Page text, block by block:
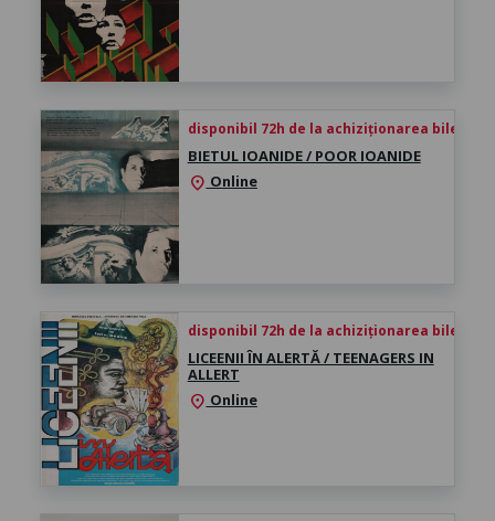
disponibil 72h de la achiziționarea biletului
BIETUL IOANIDE / POOR IOANIDE
location_on Online
disponibil 72h de la achiziționarea biletului
LICEENII ÎN ALERTĂ / TEENAGERS IN
ALLERT
location_on Online